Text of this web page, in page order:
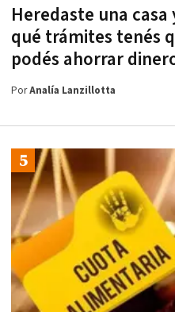
Heredaste una
qué trámites tenés
podés ahorrar
PorAnalía Lanzillotta